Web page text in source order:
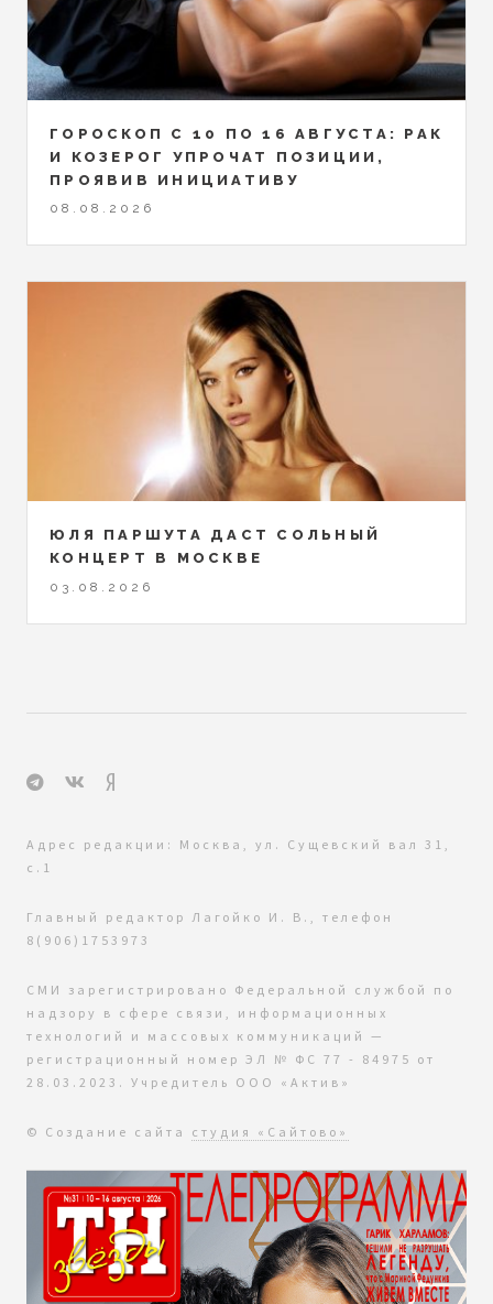
ГОРОСКОП С 10 ПО 16 АВГУСТА: РАК
И КОЗЕРОГ УПРОЧАТ ПОЗИЦИИ,
ПРОЯВИВ ИНИЦИАТИВУ
08.08.2026
ЮЛЯ ПАРШУТА ДАСТ СОЛЬНЫЙ
КОНЦЕРТ В МОСКВЕ
03.08.2026
Адрес редакции: Москва, ул. Сущевский вал 31,
с.1
Главный редактор Лагойко И. В., телефон
8(906)1753973
СМИ зарегистрировано Федеральной службой по
надзору в сфере связи, информационных
технологий и массовых коммуникаций —
регистрационный номер ЭЛ № ФС 77 - 84975 от
28.03.2023. Учредитель ООО «Актив»
© Создание сайта студия «Сайтово»